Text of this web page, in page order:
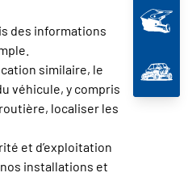
des informations
similaire, le
véhicule, y compris
localiser les
et d’exploitation
installations et